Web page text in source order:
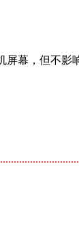
幕，但不影